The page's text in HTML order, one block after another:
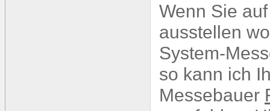
Wenn Sie
ausstellen
System-
so kann ich
Messebauer